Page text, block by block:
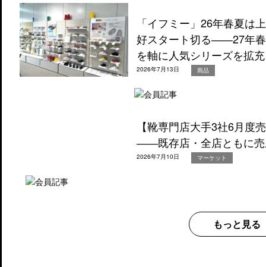
「イフミー」26年春夏は
好スタート切る――27年
を軸に人気シリーズを拡充
2026年7月13日 商品
【靴専門店大手3社6月度
――既存店・全店ともに売
2026年7月10日 マーケット
もっと見る